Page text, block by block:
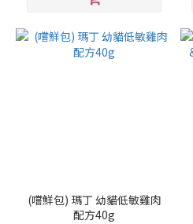
(嚐鮮包) 瑪丁 幼貓低敏雞肉
配方40g